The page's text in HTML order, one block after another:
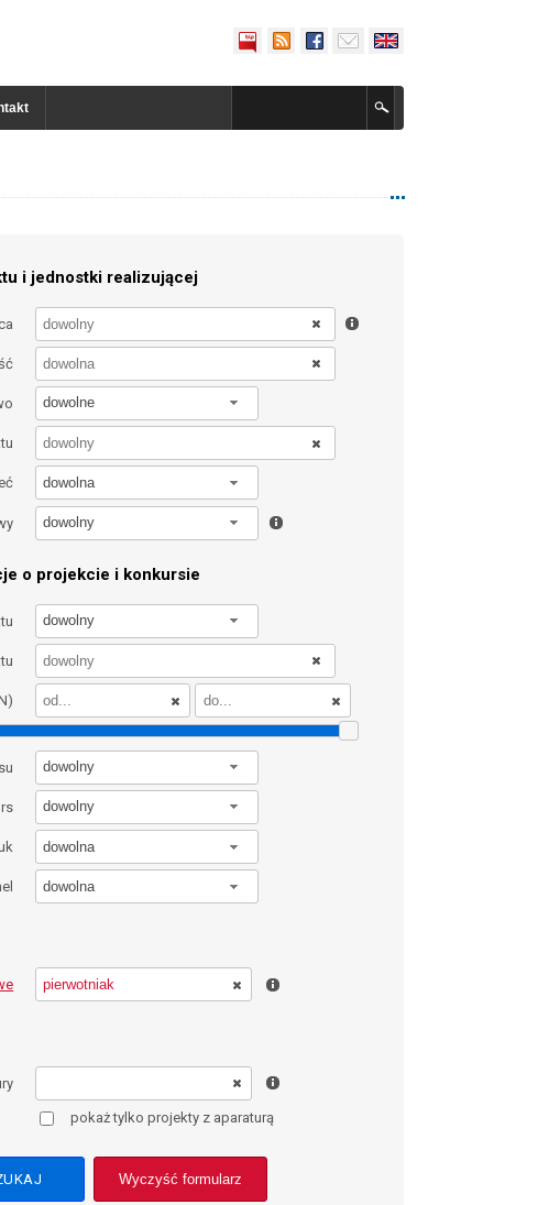
i jednostki realizującej
dowolne
dowolna
dowolny
o projekcie i konkursie
dowolny
dowolny
dowolny
dowolna
dowolna
pokaż tylko projekty z aparaturą
Wyczyść formularz